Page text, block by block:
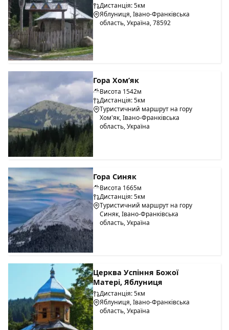
Дистанція: 5км
Яблуниця, Івано-Франківська
область, Україна, 78592
Гора Хом’як
Висота 1542м
Дистанція: 5км
Туристичний маршрут на гору
Хом'як, Івано-Франківська
область, Україна
Гора Синяк
Висота 1665м
Дистанція: 5км
Туристичний маршрут на гору
Синяк, Івано-Франківська
область, Україна
Церква Успіння Божої
Матері, Яблуниця
Дистанція: 5км
Яблуниця, Івано-Франківська
область, Україна